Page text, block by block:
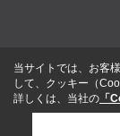
当サイトでは、お客
して、クッキー（
詳しくは、当社の 「